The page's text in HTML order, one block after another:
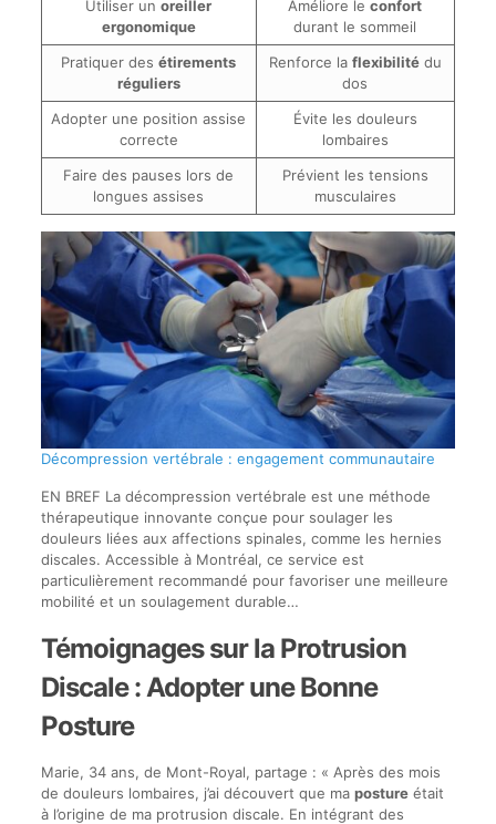
Utiliser unoreiller
ergonomique
Améliore leconfort
durant le sommeil
Pratiquer desétirements
réguliers
Renforce la flexibilitédu
dos
Adopter une position assise
correcte
Évite les douleurs
lombaires
Faire des pauses lors de
longues assises
Prévient les tensions
musculaires
Décompression vertébrale : engagement communautaire
EN BREF La décompression vertébrale est une méthode
thérapeutique innovante conçue pour soulager les
douleurs liées aux affections spinales, comme les hernies
discales. Accessible à Montréal, ce service est
particulièrement recommandé pour favoriser une meilleure
mobilité et un soulagement durable…
Témoignages sur la Protrusion
Discale : Adopter une Bonne
Posture
Marie, 34 ans, de Mont-Royal, partage : « Après des mois
de douleurs lombaires, j’ai découvert que ma postureétait
à l’origine de ma protrusion discale. En intégrant des